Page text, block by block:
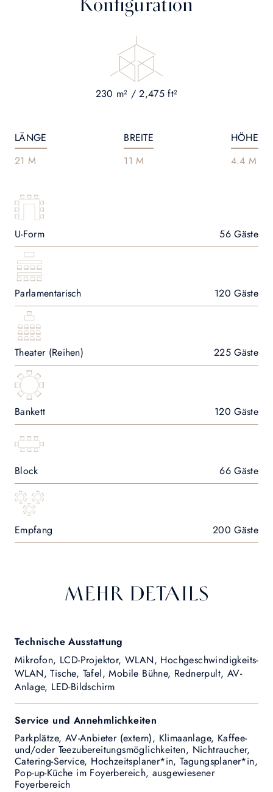
230 m² / 2,475 ft²
LÄNGE
21 M
BREITE
11 M
HÖHE
4.4 M
U-Form 56 Gäste
Parlamentarisch 120 Gäste
Theater (Reihen) 225 Gäste
Bankett 120 Gäste
Block 66 Gäste
Empfang 200 Gäste
MEHR DETAILS
Technische Ausstattung
Mikrofon, LCD-Projektor, WLAN, Hochgeschwindigkeits-
WLAN, Tische, Tafel, Mobile Bühne, Rednerpult, AV-
Anlage, LED-Bildschirm
Service und Annehmlichkeiten
Parkplätze, AV-Anbieter (extern), Klimaanlage, Kaffee-
und/oder Teezubereitungsmöglichkeiten, Nichtraucher,
Catering-Service, Hochzeitsplaner*in, Tagungsplaner*in,
Pop-up-Küche im Foyerbereich, ausgewiesener
Foyerbereich